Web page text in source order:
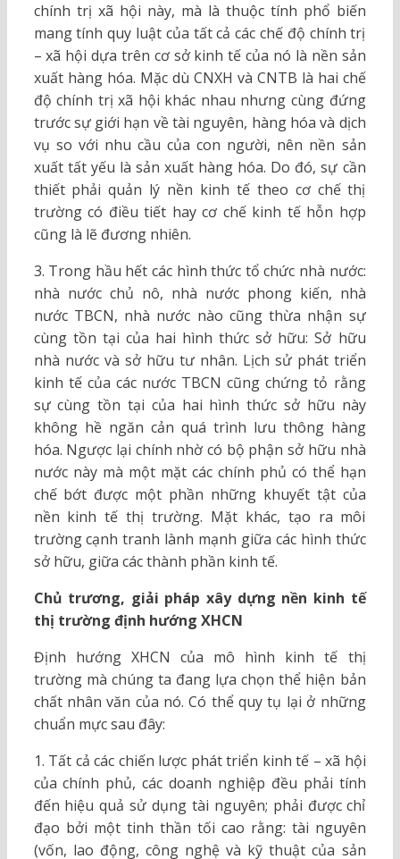
chính trị xã hội này, mà là thuộc tính phổ biến
mang tính quy luật của tất cả các chế độ chính trị
– xã hội dựa trên cơ sở kinh tế của nó là nền sản
xuất hàng hóa. Mặc dù CNXH và CNTB là hai chế
độ chính trị xã hội khác nhau nhưng cùng đứng
trước sự giới hạn về tài nguyên, hàng hóa và dịch
vụ so với nhu cầu của con người, nên nền sản
xuất tất yếu là sản xuất hàng hóa. Do đó, sự cần
thiết phải quản lý nền kinh tế theo cơ chế thị
trường có điều tiết hay cơ chế kinh tế hỗn hợp
cũng là lẽ đương nhiên.
3. Trong hầu hết các hình thức tổ chức nhà nước:
nhà nước chủ nô, nhà nước phong kiến, nhà
nước TBCN, nhà nước nào cũng thừa nhận sự
cùng tồn tại của hai hình thức sở hữu: Sở hữu
nhà nước và sở hữu tư nhân. Lịch sử phát triển
kinh tế của các nước TBCN cũng chứng tỏ rằng
sự cùng tồn tại của hai hình thức sở hữu này
không hề ngăn cản quá trình lưu thông hàng
hóa. Ngược lại chính nhờ có bộ phận sở hữu nhà
nước này mà một mặt các chính phủ có thể hạn
chế bớt được một phần những khuyết tật của
nền kinh tế thị trường. Mặt khác, tạo ra môi
trường cạnh tranh lành mạnh giữa các hình thức
sở hữu, giữa các thành phần kinh tế.
Chủ trương, giải pháp xây dựng nền kinh tế
thị trường định hướng XHCN
Định hướng XHCN của mô hình kinh tế thị
trường mà chúng ta đang lựa chọn thể hiện bản
chất nhân văn của nó. Có thể quy tụ lại ở những
chuẩn mực sau đây:
1. Tất cả các chiến lược phát triển kinh tế – xã hội
của chính phủ, các doanh nghiệp đều phải tính
đến hiệu quả sử dụng tài nguyên; phải được chỉ
đạo bởi một tinh thần tối cao rằng: tài nguyên
(vốn, lao động, công nghệ và kỹ thuật của sản